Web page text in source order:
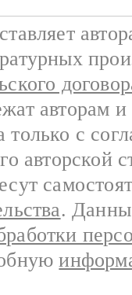
авторам
с
авторской
.